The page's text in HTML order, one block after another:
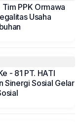
PPK Ormawa
Usaha
- 81 PT. HATI
Sinergi Sosial Gelar